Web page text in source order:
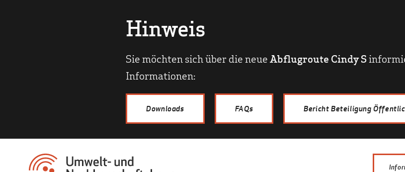
Hinweis
Sie möchten sich über die neueAbflugroute Cindy S
Informationen:
Downloads FAQs Bericht Beteiligung